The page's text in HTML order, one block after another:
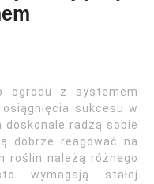
ogrodu z systemem
sukcesu w
radzą sobie
dobrze reagować na
roślin należą różnego
wymagają stałej